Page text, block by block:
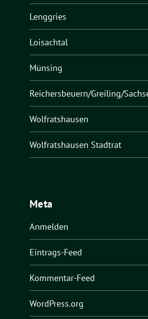
Lenggries
Loisachtal
Münsing
Reichersbeuern/Greiling/
Wolfratshausen
Wolfratshausen Stadtrat
Meta
Anmelden
Eintrags-Feed
Kommentar-Feed
WordPress.org